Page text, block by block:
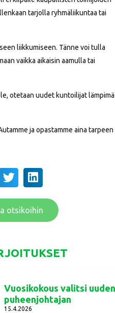
tarjolla ryhmäliikuntaa tai
liikkumiseen. Tänne voi tulla
vaikka aikaisin aamulla tai
otetaan uudet kuntoilijat
ja opastamme aina tarpeen
otsikoihin
Vuosikokous valitsi
puheenjohtajan
15.4.2026